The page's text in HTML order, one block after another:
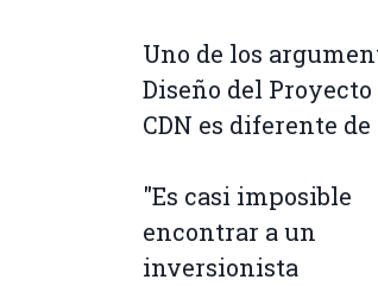
Uno de los
Diseño del
CDN es diferente
"Es casi imposible
encontrar a un
inversionista